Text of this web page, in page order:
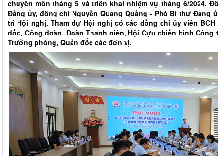
chuyên môn tháng 5 và triển khai nhiệm vụ tháng 6/2024.
Đảng ủy, đồng chí Nguyễn Quang Quảng - Phó Bí thư Đảng
trì Hội nghị. Tham dự Hội nghị có các đồng chí ủy viên BCH
đốc, Công đoàn, Đoàn Thanh niên, Hội Cựu chiến binh
Trưởng phòng, Quản đốc các đơn vị.